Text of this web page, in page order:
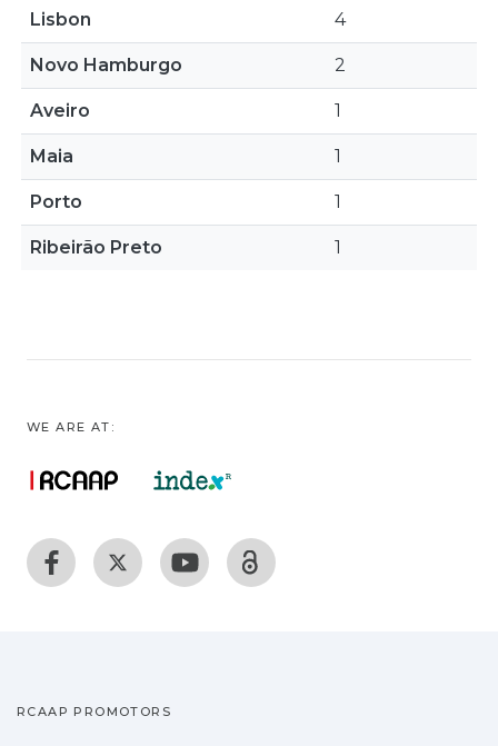
Lisbon 4
Novo Hamburgo 2
Aveiro 1
Maia 1
Porto 1
Ribeirão Preto 1
WE ARE AT:
RCAAP PROMOTORS